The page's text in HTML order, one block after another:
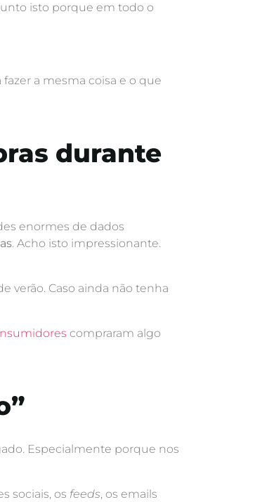
isto porque em todo o
a mesma coisa e o que
durante
enormes de dados
. Acho isto impressionante.
verão. Caso ainda não tenha
compraram algo
Especialmente porque nos
sociais, os feeds, os emails